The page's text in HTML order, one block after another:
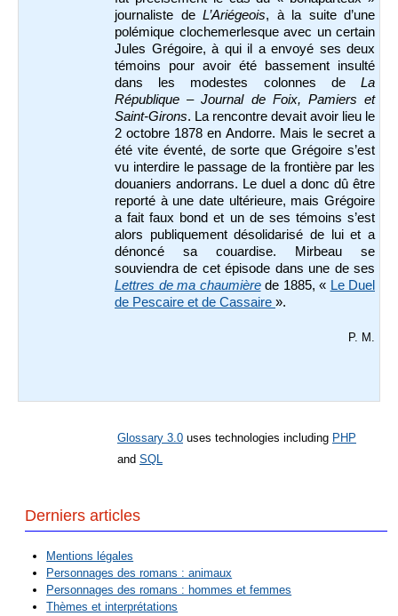
journaliste de L’Ariégeois, à la suite d’une
polémique clochemerlesque avec un certain
Jules Grégoire, à qui il a envoyé ses deux
témoins pour avoir été bassement insulté
dans les modestes colonnes de La
République –Journal de Foix, Pamiers et
Saint-Girons. La rencontre devait avoir lieu le
2 octobre 1878 en Andorre. Mais le secret a
été vite éventé, de sorte que Grégoire s’est
vu interdire le passage de la frontière par les
douaniers andorrans. Le duel a donc dû être
reporté à une date ultérieure, mais Grégoire
a fait faux bond et un de ses témoins s’est
alors publiquement désolidarisé de lui et a
dénoncé sa couardise. Mirbeau se
souviendra de cet épisode dans une de ses
Lettres de ma chaumièrede 1885, « Le Duel
de Pescaire et de Cassaire ».
P. M.
Glossary 3.0 uses technologies including PHP
and SQL
Derniers articles
Mentions légales
Personnages des romans : animaux
Personnages des romans : hommes et femmes
Thèmes et interprétations